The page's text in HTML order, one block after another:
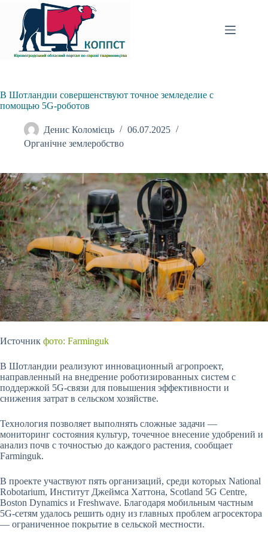
вмісту
В Шотландии совершенствуют точное земледелие с
помощью 5G-роботов
Денис Коломієць
06.07.2025
Органічне землеробство
Источник фото: Farminguk
В Шотландии реализуют инновационный агропроект,
направленный на внедрение роботизированных систем с
поддержкой 5G-связи для повышения эффективности и
снижения затрат в сельском хозяйстве.
Технология позволяет выполнять сложные задачи —
мониторинг состояния культур, точечное внесение удобрений и
анализ почв с точностью до каждого растения, сообщает
Farminguk.
В проекте участвуют пять организаций, среди которых National
Robotarium, Институт Джеймса Хаттона, Scotland 5G Centre,
Boston Dynamics и Freshwave. Благодаря мобильным частным
5G-сетям удалось решить одну из главных проблем агросектора
— ограниченное покрытие в сельской местности.